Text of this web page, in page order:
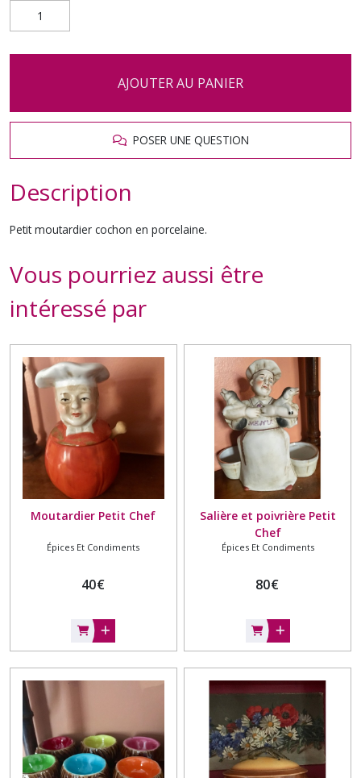
AJOUTER AU PANIER
POSER UNE QUESTION
Description
Petit moutardier cochon en porcelaine.
Vous pourriez aussi être
intéressé par
Moutardier Petit Chef
Épices Et Condiments
40€
Salière et poivrière Petit
Chef
Épices Et Condiments
80€